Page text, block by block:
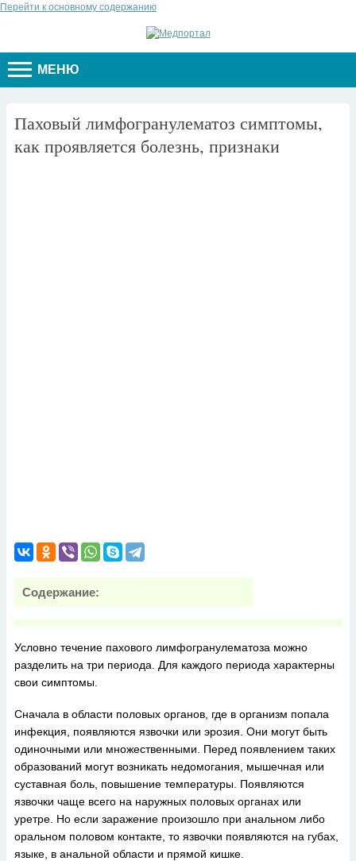
Перейти к основному содержанию
МЕНЮ
Паховый лимфогранулематоз симптомы,
как проявляется болезнь, признаки
Содержание:
Условно течение пахового лимфогранулематоза можно
разделить на три периода. Для каждого периода характерны
свои симптомы.
Сначала в области половых органов, где в организм попала
инфекция, появляются язвочки или эрозия. Они могут быть
одиночными или множественными. Перед появлением таких
образований могут возникать недомогания, мышечная или
суставная боль, повышение температуры. Появляются
язвочки чаще всего на наружных половых органах или
уретре. Но если заражение произошло при анальном либо
оральном половом контакте, то язвочки появляются на губах,
языке, в анальной области и прямой кишке.